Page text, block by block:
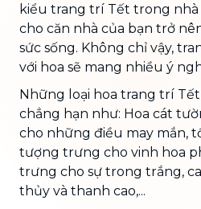
kiểu trang trí Tết trong nhà
cho căn nhà của bạn trở
sức sống. Không chỉ vậy,
với hoa sẽ mang nhiều ý
Những loại hoa trang trí
chẳng hạn như: Hoa cát
cho những điều may mắn,
tượng trưng cho vinh hoa
trưng cho sự trong trắng,
thủy và thanh cao,...